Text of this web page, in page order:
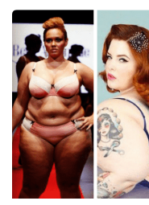
Virály
Sex a vztahy
Videa
Sledujte prima+
Přihlášení